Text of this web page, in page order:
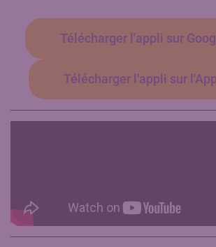
Télécharger l'appli sur
Télécharger l'appli sur